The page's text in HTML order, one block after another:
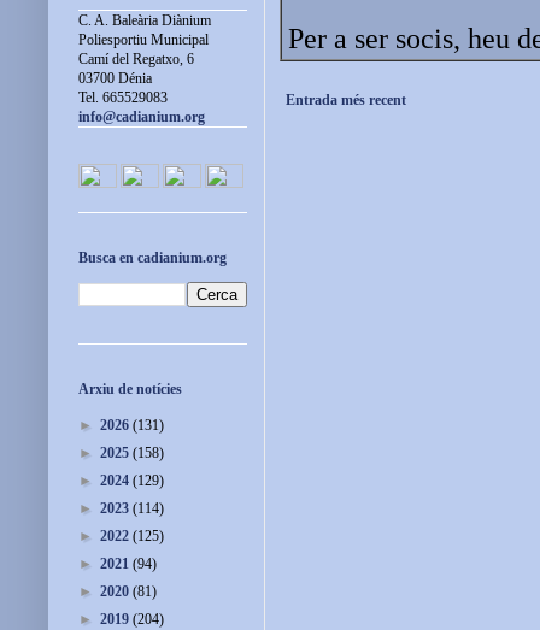
Per a ser socis, heu
Entrada més recent
C. A. Baleària Diànium
Poliesportiu Municipal
Camí del Regatxo, 6
03700 Dénia
Tel. 665529083
info@cadianium.org
Busca en cadianium.org
Arxiu de notícies
► 2026 (131)
► 2025 (158)
► 2024 (129)
► 2023 (114)
► 2022 (125)
► 2021 (94)
► 2020 (81)
► 2019 (204)